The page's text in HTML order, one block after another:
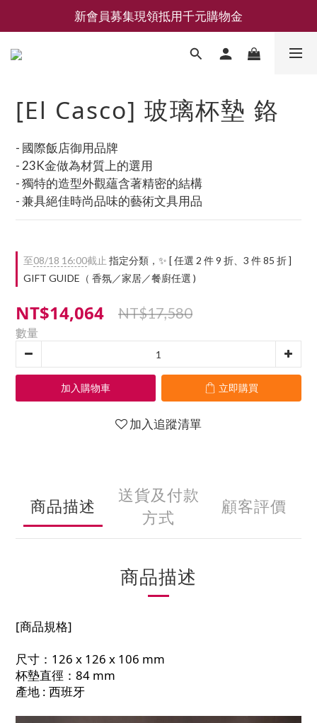
新會員募集現領抵用千元購物金
新會員募集現領抵用千元購物金
LEMAIRE 經典可頌包 NEW ARRIVAL
新會員募集現領抵用千元購物金
[El Casco] 玻璃杯墊 鉻
- 國際飯店御用品牌
- 23K金做為材質上的選用
- 獨特的造型外觀蘊含著精密的結構
- 兼具絕佳時尚品味的藝術文具用品
至08/18 16:00截止 指定分類，✨ [ 任選 2 件 9 折、3 件 85 折 ]
GIFT GUIDE（ 香氛／家居／餐廚任選 )
NT$14,064 NT$17,580
數量
加入購物車 立即購買
加入追蹤清單
商品描述
送貨及付款
方式
顧客評價
商品描述
[商品規格]
尺寸：126 x 126 x 106 mm
杯墊直徑：84 mm
產地 : 西班牙